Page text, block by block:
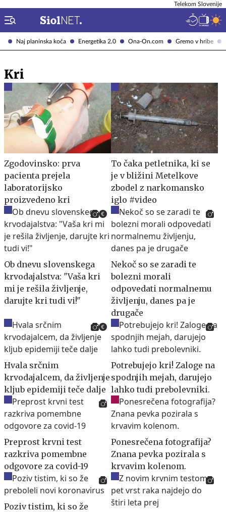
Naj planinska koča Energetika 2.0 Ona-On.com Gremo v hribe
Telekom Slovenije
Kri
Zgodovinsko: prva
pacienta prejela
laboratorijsko
proizvedeno kri
To čaka petletnika, ki se
je v bližini Metelkove
zbodel z narkomansko
iglo #video
Ob dnevu slovenskega
krvodajalstva: "Vaša kri
mi je rešila življenje,
darujte kri tudi vi!"
Nekoč so se zaradi te
bolezni morali
odpovedati normalnemu
življenju, danes pa je
drugače
Hvala srčnim
krvodajalcem, da življenje
kljub epidemiji teče dalje
Potrebujejo kri! Zaloge na
spodnjih mejah, darujejo
lahko tudi prebolevniki.
Preprost krvni test
razkriva pomembne
odgovore za covid-19
Ponesrečena fotografija?
Znana pevka pozirala s
krvavim kolenom.
Poziv tistim, ki so že